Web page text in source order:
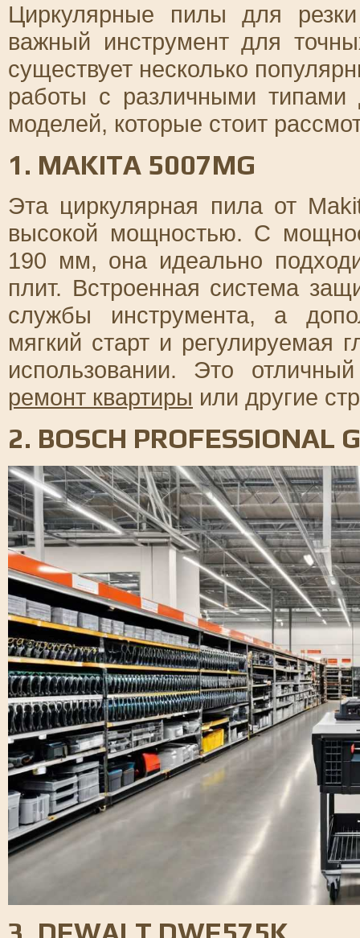
Циркулярные пилы для
важный инструмент для
существует несколько
работы с различными типами
моделей, которые стоит
1. MAKITA 5007MG
Эта циркулярная пила от
высокой мощностью. С
190 мм, она идеально
плит. Встроенная система
службы инструмента, а
мягкий старт и регулируемая
использовании. Это
ремонт квартиры или другие
2. BOSCH PROFESSIONAL